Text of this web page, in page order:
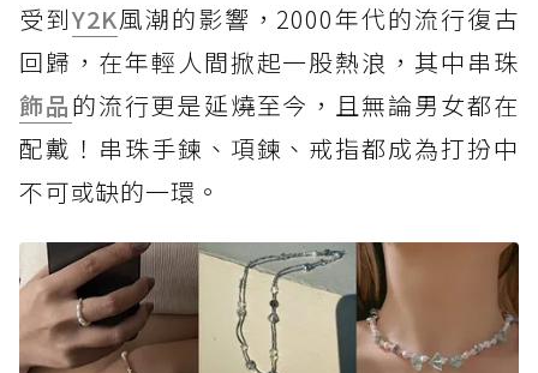
受到Y2K風潮的影響，2000年代的流行復古
回歸，在年輕人間掀起一股熱浪，其中串珠
飾品的流行更是延燒至今，且無論男女都在
配戴！串珠手鍊、項鍊、戒指都成為打扮中
不可或缺的一環。